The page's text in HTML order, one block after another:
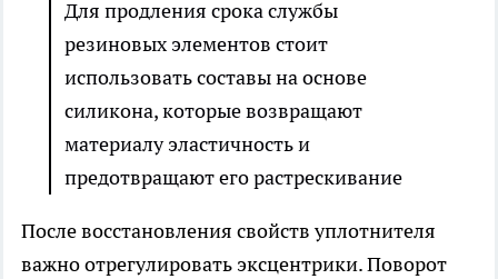
Для продления срока службы
резиновых элементов стоит
использовать составы на основе
силикона, которые возвращают
материалу эластичность и
предотвращают его растрескивание
После восстановления свойств уплотнителя
важно отрегулировать эксцентрики. Поворот